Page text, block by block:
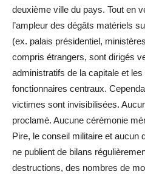
deuxième ville du pays. Tout en
l’ampleur des dégâts matériels
(ex. palais présidentiel,
compris étrangers, sont dirigés
administratifs de la capitale et
fonctionnaires centraux.
victimes sont invisibilisées.
proclamé. Aucune cérémonie
Pire, le conseil militaire et aucun
ne publient de bilans
destructions, des nombres de